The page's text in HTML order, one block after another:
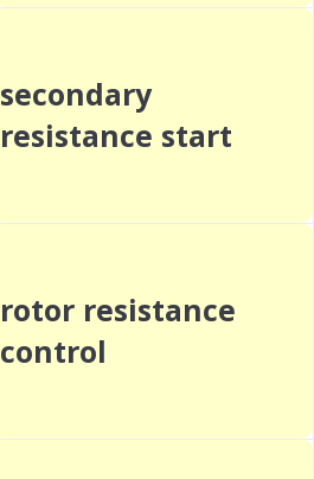
secondary
resistance start
rotor resistance
control